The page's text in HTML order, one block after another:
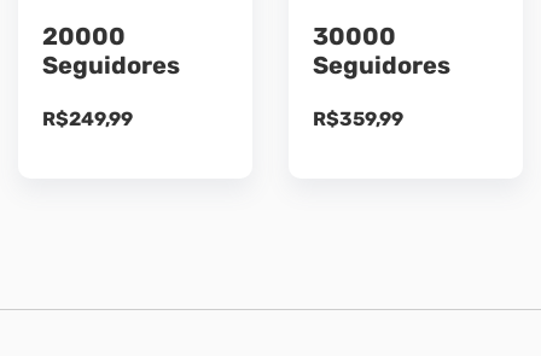
20000
Seguidores
R$249,99
30000
Seguidores
R$359,99